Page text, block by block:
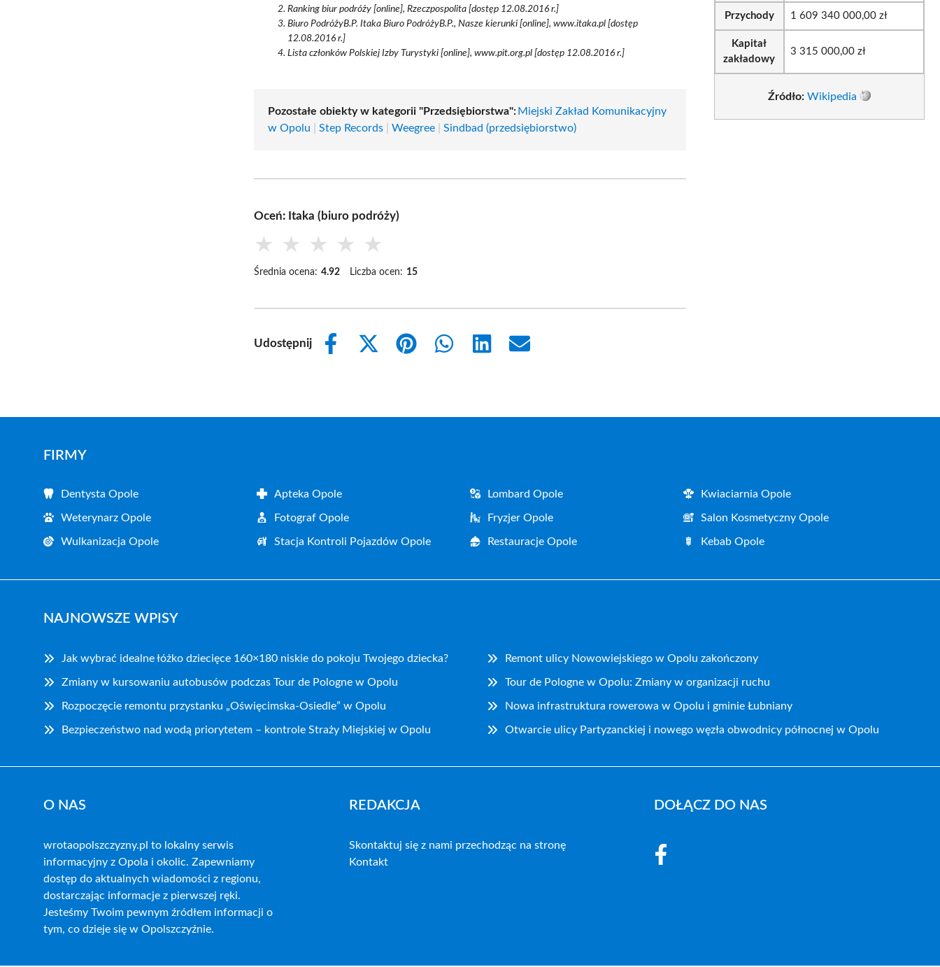
Ranking biur podróży [online], Rzeczpospolita [dostęp 12.08.2016 r.]
Biuro PodróżyB.P. Itaka Biuro PodróżyB.P., Nasze kierunki [online], www.itaka.pl [dostęp
12.08.2016 r.]
Lista członków Polskiej Izby Turystyki [online], www.pit.org.pl [dostęp 12.08.2016 r.]
Pozostałe obiekty w kategorii "Przedsiębiorstwa":Miejski Zakład Komunikacyjny
w Opolu |Step Records |Weegree |Sindbad (przedsiębiorstwo)
Oceń: Itaka (biuro podróży)
★ ★ ★ ★ ★
Średnia ocena: 4.92 Liczba ocen: 15
Udostępnij
Share
Share
Share
Share
Share
Share
Przychody 1 609 340 000,00 zł
Kapitał
zakładowy
3 315 000,00 zł
Źródło: Wikipedia
FIRMY
Dentysta Opole Apteka Opole Lombard Opole Kwiaciarnia Opole
Weterynarz Opole Fotograf Opole Fryzjer Opole Salon Kosmetyczny Opole
Wulkanizacja Opole Stacja Kontroli Pojazdów Opole Restauracje Opole Kebab Opole
NAJNOWSZE WPISY
Jak wybrać idealne łóżko dziecięce 160×180 niskie do pokoju Twojego dziecka? Remont ulicy Nowowiejskiego w Opolu zakończony
Zmiany w kursowaniu autobusów podczas Tour de Pologne w Opolu Tour de Pologne w Opolu: Zmiany w organizacji ruchu
Rozpoczęcie remontu przystanku „Oświęcimska-Osiedle” w Opolu Nowa infrastruktura rowerowa w Opolu i gminie Łubniany
Bezpieczeństwo nad wodą priorytetem – kontrole Straży Miejskiej w Opolu Otwarcie ulicy Partyzanckiej i nowego węzła obwodnicy północnej w Opolu
O NAS
wrotaopolszczyzny.pl to lokalny serwis
informacyjny z Opola i okolic. Zapewniamy
dostęp do aktualnych wiadomości z regionu,
dostarczając informacje z pierwszej ręki.
Jesteśmy Twoim pewnym źródłem informacji o
tym, co dzieje się w Opolszczyźnie.
REDAKCJA
Skontaktuj się z nami przechodząc na stronę
Kontakt
DOŁĄCZ DO NAS